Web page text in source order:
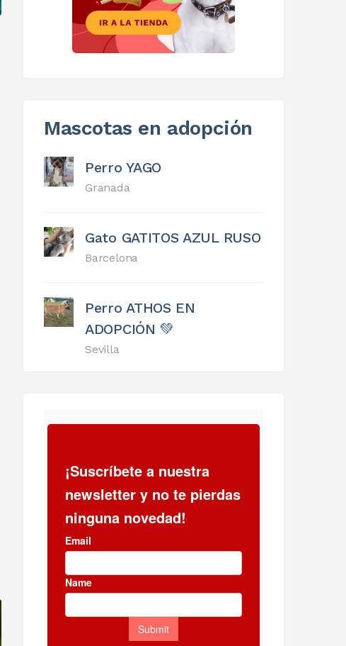
Mascotas en adopción
Perro YAGO
Granada
Gato GATITOS AZUL RUSO
Barcelona
Perro ATHOS EN
ADOPCIÓN 💚
Sevilla